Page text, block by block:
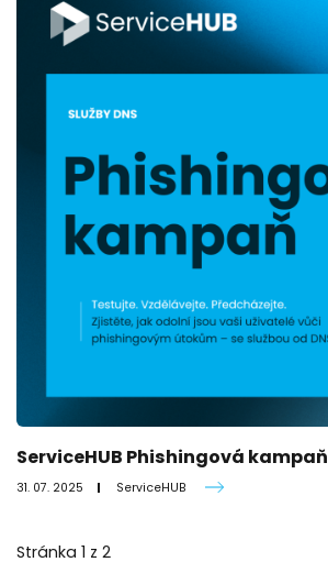
ServiceHUB Phishingová kampaň
31. 07. 2025 ServiceHUB
Stránka 1 z 2